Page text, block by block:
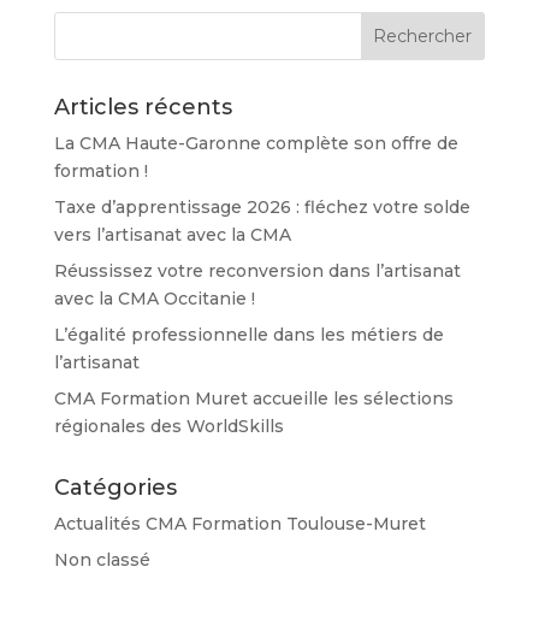
Articles récents
La CMA Haute-Garonne complète son offre de
formation !
Taxe d’apprentissage 2026 : fléchez votre solde
vers l’artisanat avec la CMA
Réussissez votre reconversion dans l’artisanat
avec la CMA Occitanie !
L’égalité professionnelle dans les métiers de
l’artisanat
CMA Formation Muret accueille les sélections
régionales des WorldSkills
Catégories
Actualités CMA Formation Toulouse-Muret
Non classé